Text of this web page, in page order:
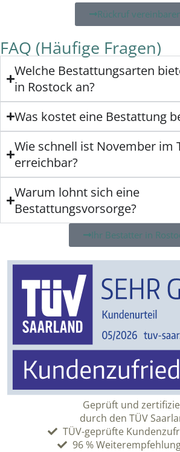
Rückruf
FAQ (Häufige Fragen)
Welche Bestattungsarten
in Rostock an?
Was kostet eine Bestattung
Wie schnell ist November im
erreichbar?
Warum lohnt sich eine
Bestattungsvorsorge?
Ihr Bestatter in
Geprüft und
durch den TÜV
TÜV-geprüfte
96 %